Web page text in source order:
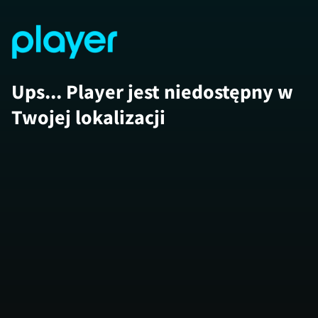
Ups... Player jest niedostępny w
Twojej lokalizacji